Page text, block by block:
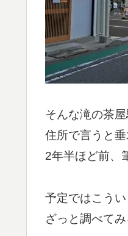
そんな滝の茶
住所で言うと垂
2年半ほど前、
予定ではこう
ざっと調べて